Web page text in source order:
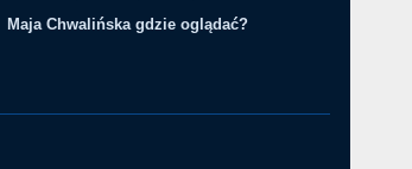
Maja Chwalińska gdzie oglądać?